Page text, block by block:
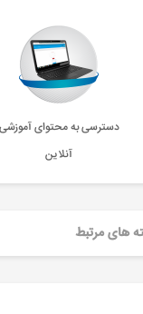
دسترسی به محتوای آموزشی
آنلاین
های مرتبط